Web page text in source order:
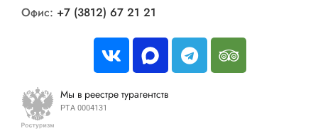
Офис: +7 (3812) 67 21 21
Мы в реестре турагентств
РТА 0004131